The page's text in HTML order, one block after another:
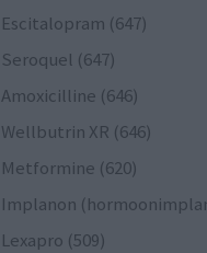
Escitalopram (647)
Seroquel (647)
Amoxicilline (646)
Wellbutrin XR (646)
Metformine (620)
Implanon
Lexapro (509)